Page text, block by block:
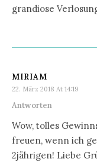
grandiose
MIRIAM
22. März 2018 At 14:19
Antworten
Wow, tolles
freuen, wenn ich
2jährigen! Liebe